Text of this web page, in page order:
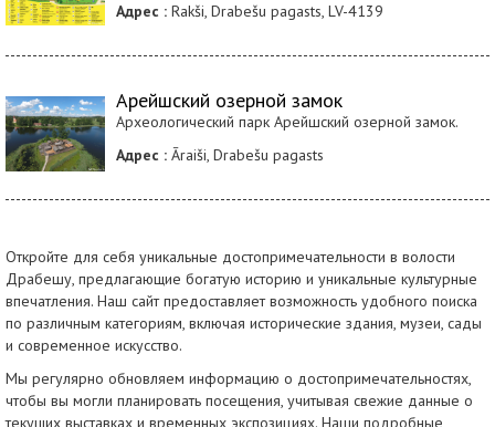
Адрес : Rakši, Drabešu pagasts, LV-4139
Арейшский озерной замок
Археологический парк Арейшский озерной замок.
Адрес : Āraiši, Drabešu pagasts
Откройте для себя уникальные достопримечательности в волости
Драбешу, предлагающие богатую историю и уникальные культурные
впечатления. Наш сайт предоставляет возможность удобного поиска
по различным категориям, включая исторические здания, музеи, сады
и современное искусство.
Мы регулярно обновляем информацию о достопримечательностях,
чтобы вы могли планировать посещения, учитывая свежие данные о
текущих выставках и временных экспозициях. Наши подробные